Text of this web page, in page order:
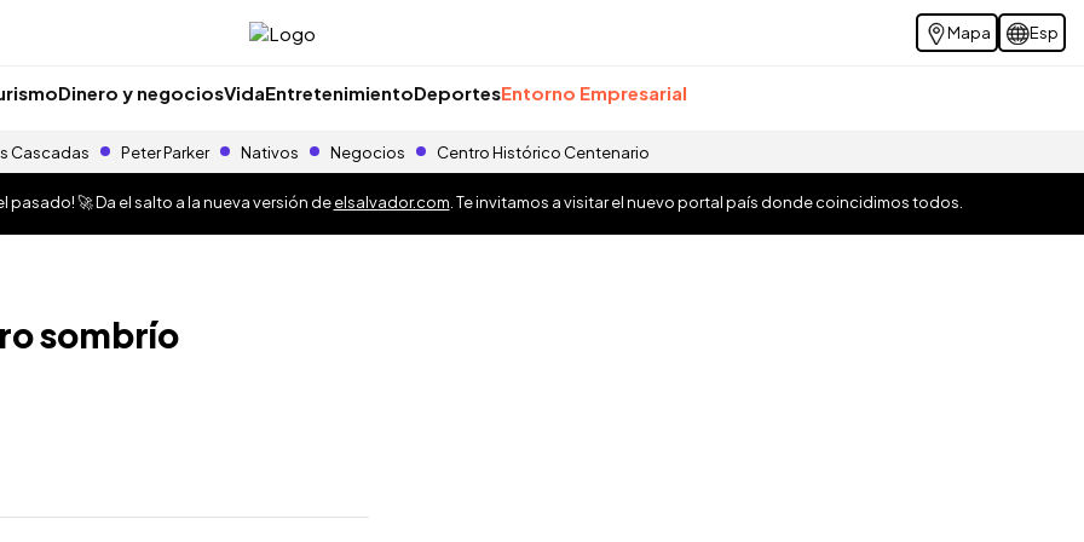
Mapa Esp
Dinero y negociosVidaEntretenimientoDeportesEntorno Empresarial
Cascadas Peter Parker Nativos Negocios Centro Histórico Centenario
pasado! 🚀 Da el salto a la nueva versión deelsalvador.com . Te invitamos a visitar el nuevo portal país donde coincidimos todos.
sombrío